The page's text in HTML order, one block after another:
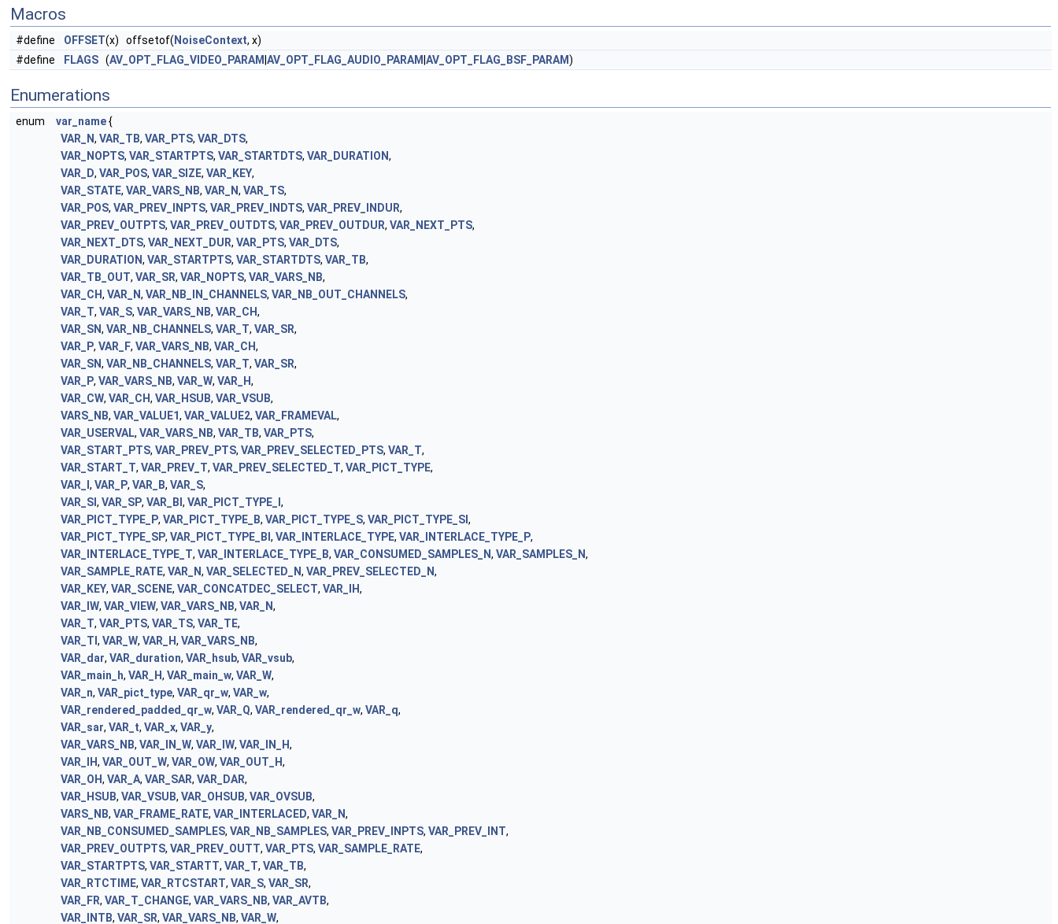
Macros
#define OFFSET(x) offsetof( NoiseContext, x)
#define
FLAGS (AV_OPT_FLAG_VIDEO_PARAM AV_OPT_FLAG_AUDIO_PARAM AV_OPT_FLAG_BSF_PARAM)
Enumerations
enum var_name{
VAR_N, VAR_TB, VAR_PTS, VAR_DTS,
VAR_NOPTS, VAR_STARTPTS, VAR_STARTDTS, VAR_DURATION,
VAR_D, VAR_POS, VAR_SIZE, VAR_KEY,
VAR_STATE, VAR_VARS_NB, VAR_N, VAR_TS,
VAR_POS, VAR_PREV_INPTS, VAR_PREV_INDTS, VAR_PREV_INDUR,
VAR_PREV_OUTPTS, VAR_PREV_OUTDTS, VAR_PREV_OUTDUR, VAR_NEXT_PTS,
VAR_NEXT_DTS, VAR_NEXT_DUR, VAR_PTS, VAR_DTS,
VAR_DURATION, VAR_STARTPTS, VAR_STARTDTS, VAR_TB,
VAR_TB_OUT, VAR_SR, VAR_NOPTS, VAR_VARS_NB,
VAR_CH, VAR_N, VAR_NB_IN_CHANNELS, VAR_NB_OUT_CHANNELS,
VAR_T, VAR_S, VAR_VARS_NB, VAR_CH,
VAR_SN, VAR_NB_CHANNELS, VAR_T, VAR_SR,
VAR_P, VAR_F, VAR_VARS_NB, VAR_CH,
VAR_SN, VAR_NB_CHANNELS, VAR_T, VAR_SR,
VAR_P, VAR_VARS_NB, VAR_W, VAR_H,
VAR_CW, VAR_CH, VAR_HSUB, VAR_VSUB,
VARS_NB, VAR_VALUE1, VAR_VALUE2, VAR_FRAMEVAL,
VAR_USERVAL, VAR_VARS_NB, VAR_TB, VAR_PTS,
VAR_START_PTS, VAR_PREV_PTS, VAR_PREV_SELECTED_PTS, VAR_T,
VAR_START_T, VAR_PREV_T, VAR_PREV_SELECTED_T, VAR_PICT_TYPE,
VAR_I , VAR_P, VAR_B, VAR_S,
VAR_SI , VAR_SP, VAR_BI , VAR_PICT_TYPE_I ,
VAR_PICT_TYPE_P, VAR_PICT_TYPE_B, VAR_PICT_TYPE_S, VAR_PICT_TYPE_SI ,
VAR_PICT_TYPE_SP, VAR_PICT_TYPE_BI , VAR_INTERLACE_TYPE, VAR_INTERLACE_TYPE_P,
VAR_INTERLACE_TYPE_T, VAR_INTERLACE_TYPE_B, VAR_CONSUMED_SAMPLES_N, VAR_SAMPLES_N,
VAR_SAMPLE_RATE, VAR_N, VAR_SELECTED_N, VAR_PREV_SELECTED_N,
VAR_KEY, VAR_SCENE, VAR_CONCATDEC_SELECT, VAR_IH,
VAR_IW, VAR_VIEW, VAR_VARS_NB, VAR_N,
VAR_T, VAR_PTS, VAR_TS, VAR_TE,
VAR_TI , VAR_W, VAR_H, VAR_VARS_NB,
VAR_dar, VAR_duration, VAR_hsub, VAR_vsub,
VAR_main_h, VAR_H, VAR_main_w, VAR_W,
VAR_n, VAR_pict_type, VAR_qr_w, VAR_w,
VAR_rendered_padded_qr_w, VAR_Q, VAR_rendered_qr_w, VAR_q,
VAR_sar, VAR_t, VAR_x, VAR_y,
VAR_VARS_NB, VAR_IN_W, VAR_IW, VAR_IN_H,
VAR_IH, VAR_OUT_W, VAR_OW, VAR_OUT_H,
VAR_OH, VAR_A, VAR_SAR, VAR_DAR,
VAR_HSUB, VAR_VSUB, VAR_OHSUB, VAR_OVSUB,
VARS_NB, VAR_FRAME_RATE, VAR_INTERLACED, VAR_N,
VAR_NB_CONSUMED_SAMPLES, VAR_NB_SAMPLES, VAR_PREV_INPTS, VAR_PREV_INT,
VAR_PREV_OUTPTS, VAR_PREV_OUTT, VAR_PTS, VAR_SAMPLE_RATE,
VAR_STARTPTS, VAR_STARTT, VAR_T, VAR_TB,
VAR_RTCTIME, VAR_RTCSTART, VAR_S, VAR_SR,
VAR_FR, VAR_T_CHANGE, VAR_VARS_NB, VAR_AVTB,
VAR_INTB, VAR_SR, VAR_VARS_NB, VAR_W,